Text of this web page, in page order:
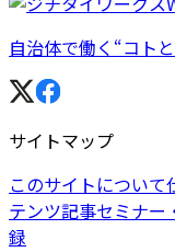
自治体で働く“コト
サイトマップ
このサイトについて
テンツ記事セミナー
録